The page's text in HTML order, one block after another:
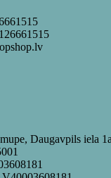
Daugavpils iela